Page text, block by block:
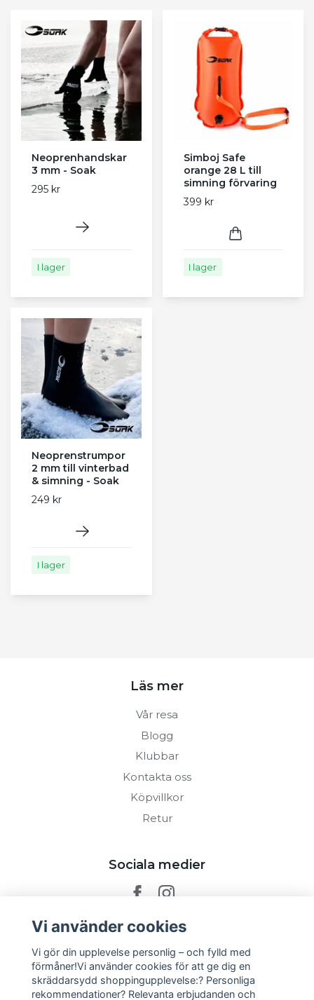
Neoprenhandskar
3 mm - Soak
295 kr
I lager
Simboj Safe
orange 28 L till
simning förvaring
399 kr
I lager
Neoprenstrumpor
2 mm till vinterbad
& simning - Soak
249 kr
I lager
Läs mer
Vår resa
Blogg
Klubbar
Kontakta oss
Köpvillkor
Retur
Sociala medier
Prenumerera på vårt nyhetsbrev
Prenumerera
Vi använder cookies
Vi gör din upplevelse personlig – och fylld med
förmåner!Vi använder cookies för att ge dig en
skräddarsydd shoppingupplevelse:? Personliga
rekommendationer? Relevanta erbjudanden och